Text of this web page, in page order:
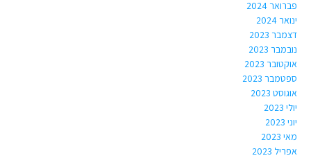
פברואר 2024
ינואר 2024
דצמבר 2023
נובמבר 2023
אוקטובר 2023
ספטמבר 2023
אוגוסט 2023
יולי 2023
יוני 2023
מאי 2023
אפריל 2023